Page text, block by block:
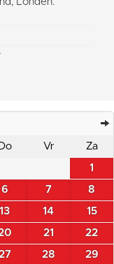
Do Vr Za
1
6 7 8
13 14 15
21 22
28 29